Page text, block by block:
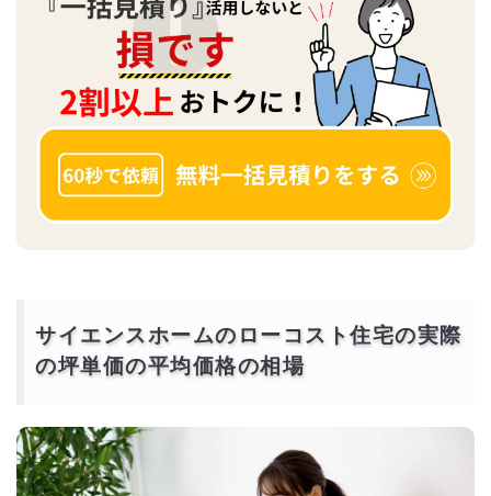
サイエンスホームのローコスト住宅の実際
の坪単価の平均価格の相場